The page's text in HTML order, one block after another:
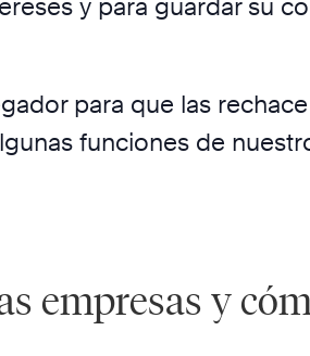
y para guardar su
para que las
funciones de
empresas y